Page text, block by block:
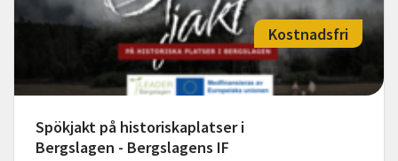
Spökjakt på historiskaplatser i
Bergslagen - Bergslagens IF
Kostnadsfri